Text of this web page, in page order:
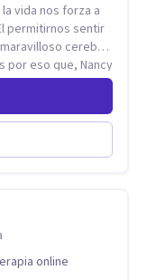
vida nos forza a
permitirnos sentir
por eso que, Nancy
amiga atravez de
fortalecer tu
nos lleva al
quedaran
online